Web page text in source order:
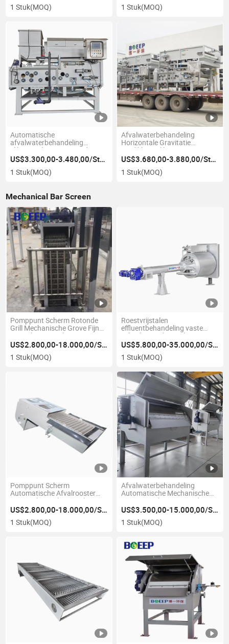
1 Stuk(MOQ) 1 Stuk(MOQ)
Automatische
afvalwaterbehandeling
slibverwijdering roterende
trommelbandfilterpersmachine
US$3.300,00-3.480,00/Stuk
1 Stuk(MOQ)
Afvalwaterbehandeling
Horizontale Gravitatie
Verdikking Slib
Ontwateringsmachine
Bandfilterpers
US$3.680,00-3.880,00/Stuk
1 Stuk(MOQ)
Mechanical Bar Screen
Pomppunt Scherm Rotonde
Grill Mechanische Grove Fijn
Bar Scherm Machine
US$2.800,00-18.000,00/Stuk
1 Stuk(MOQ)
Roestvrijstalen
effluentbehandeling vaste
scheider mechanische
roterende
trommelfilterzeefmachine
US$5.800,00-35.000,00/Stuk
1 Stuk(MOQ)
Pomppunt Scherm
Automatische Afvalrooster
Fijn Mechanisch Bar Scherm
US$2.800,00-18.000,00/Stuk
1 Stuk(MOQ)
Afvalwaterbehandeling
Automatische Mechanische
Wiggaas Scherm Rotonde
Trommelfilter Scherm
US$3.500,00-15.000,00/Stuk
1 Stuk(MOQ)